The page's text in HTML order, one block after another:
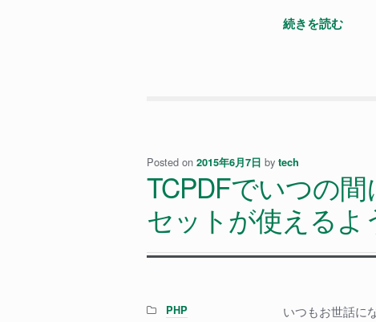
続きを読む入
前
回
値
と
変
て
Posted on2015年6月7日 bytech
TCPDFでいつの
セットが使えるよ
Categories:
PHP
いつもお世話に